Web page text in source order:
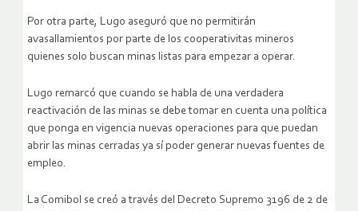
Por otra parte, Lugo aseguró que no permitirán
avasallamientos por parte de los cooperativitas mineros
quienes solo buscan minas listas para empezar a operar.
Lugo remarcó que cuando se habla de una verdadera
reactivación de las minas se debe tomar en cuenta una política
que ponga en vigencia nuevas operaciones para que puedan
abrir las minas cerradas ya sí poder generar nuevas fuentes de
empleo.
La Comibol se creó a través del Decreto Supremo 3196 de 2 de